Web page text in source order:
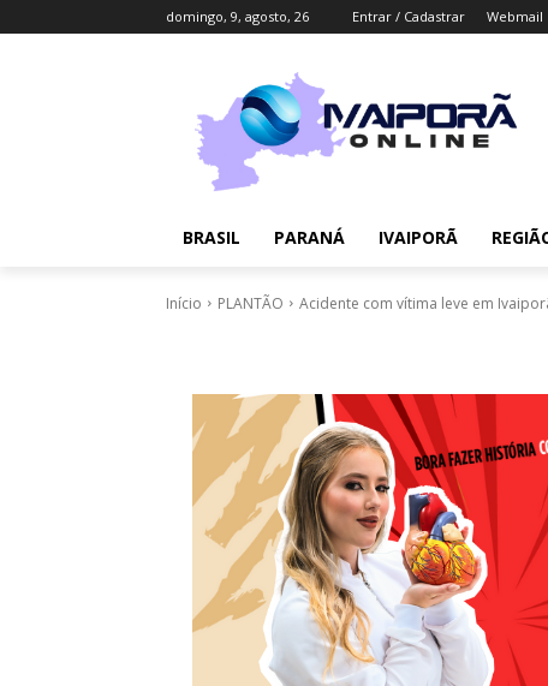
domingo, 9, agosto, 26 Entrar / Cadastrar Webmail
BRASIL PARANÁ IVAIPORÃ
Início PLANTÃO Acidente com vítima leve em